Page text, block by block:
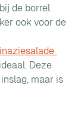
de borrel.
ook voor de
Deze
maar is